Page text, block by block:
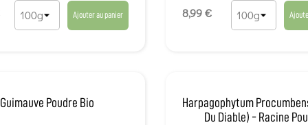
Ajouter au panier
anti-cellulite
8,99 €
Guimauve Poudre Bio
Harpagophytum
Du Diable) - Racine